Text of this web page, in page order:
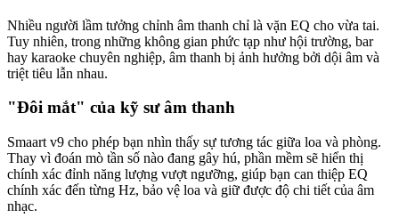
Nhiều người lầm tưởng chỉnh âm thanh chỉ là vặn EQ cho vừa tai.
Tuy nhiên, trong những không gian phức tạp như hội trường, bar
hay karaoke chuyên nghiệp, âm thanh bị ảnh hưởng bởi dội âm và
triệt tiêu lẫn nhau.
"Đôi mắt" của kỹ sư âm thanh
Smaart v9 cho phép bạn nhìn thấy sự tương tác giữa loa và phòng.
Thay vì đoán mò tần số nào đang gây hú, phần mềm sẽ hiển thị
chính xác đỉnh năng lượng vượt ngưỡng, giúp bạn can thiệp EQ
chính xác đến từng Hz, bảo vệ loa và giữ được độ chi tiết của âm
nhạc.